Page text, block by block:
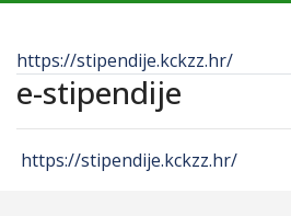
https://stipendije.kckzz.hr/
e-stipendije
https://stipendije.kckzz.hr/